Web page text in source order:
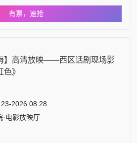
有票，速抢
】高清放映——西区话剧现场影
色》
2026.08.28
·电影放映厅